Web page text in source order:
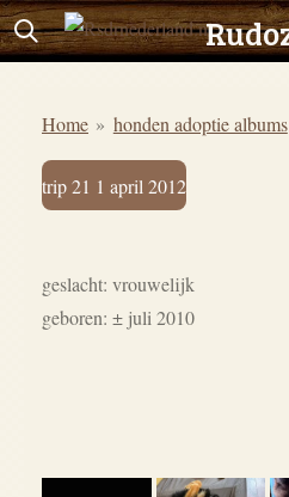
Ga
direct
hoofdinhoud
Home » honden adoptie albums
trip 21 1 april 2012
geslacht: vrouwelijk
geboren: ± juli 2010